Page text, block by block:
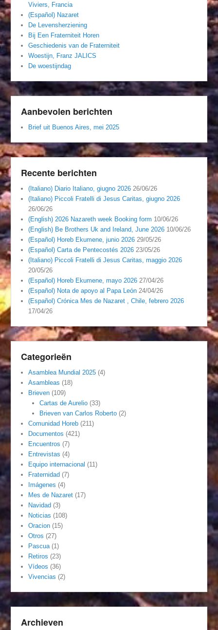
Viviers, Francia
(Español) Nazaret
De Levensherziening
Bij Een Fraterniteit Horen
Geschiedenis van de Fraterniteit
Woestijn, Franz JALICS
De woestijndag
Aanbevolen berichten
Brief uit Buenos Aires, mei 2025
Recente berichten
(Italiano) Diario Italiano, giugno 2026 26/06/26
(Italiano) Piccoli Fratelli di Jesus Caritas, giugno 2026
26/06/26
(English) 2026 Nazareth week Booking form 10/06/26
(English) Be Brothers Uk and Ireland, June 2026 10/06/26
(Español) Horeb Ekumene, junio 2026 29/05/26
(Español) Carta de Pentecostés 2026 23/05/26
(Italiano) Piccoli Fratelli di Jesus Caritas, maggio 2026
20/05/26
(Español) Horeb Ekumene, mayo 2026 27/04/26
(Español) Nota de apoyo al Papa León 24/04/26
(Español) Crónica Mes de Nazaret , Chile, febrero 2026
17/04/26
Categorieën
Asamblea Mundial 2025 (4)
Asambleas (18)
Brieven (109)
Cartas de Aurelio(33)
Brieven van Carlos Roberto(2)
Comunidad Horeb (211)
Documentos (421)
Encuentros (7)
Entrevistas (4)
Equipo internacional (11)
Fraternidad (7)
Imágenes (4)
Mes de Nazaret (17)
Navidad (3)
Noticias (108)
Oracion (15)
Otros (27)
Pascua (1)
Retiros (23)
Vídeos (36)
Vivencias (2)
Archieven